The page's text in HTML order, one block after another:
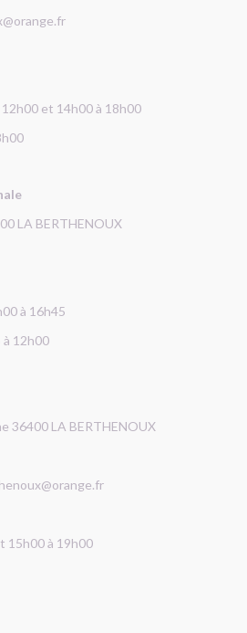
et 14h00 à 18h00
LA BERTHENOUX
à 16h45
à 12h00
36400 LA BERTHENOUX
15h00 à 19h00